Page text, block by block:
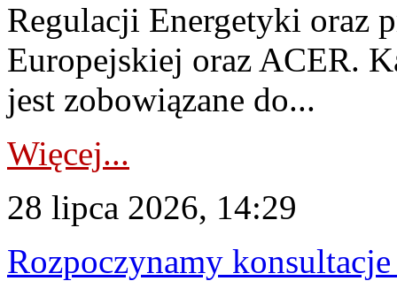
Regulacji Energetyki oraz
Europejskiej oraz ACER.
jest zobowiązane do...
Więcej...
28 lipca 2026, 14:29
Rozpoczynamy